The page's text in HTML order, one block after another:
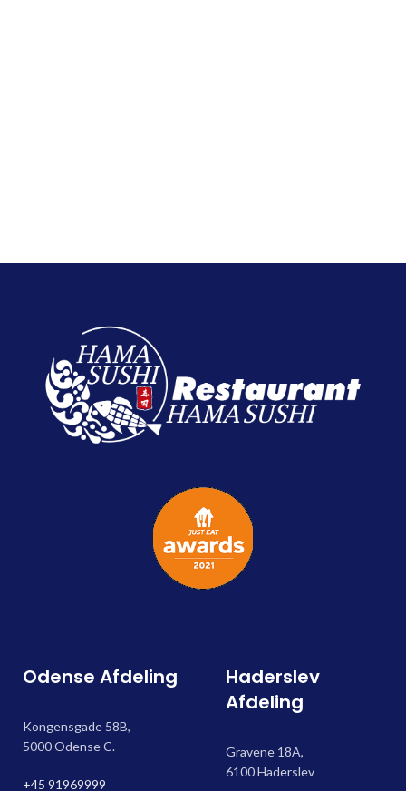
Odense Afdeling
Kongensgade 58B,
5000 Odense C.
+45 91969999
Haderslev
Afdeling
Gravene 18A,
6100 Haderslev